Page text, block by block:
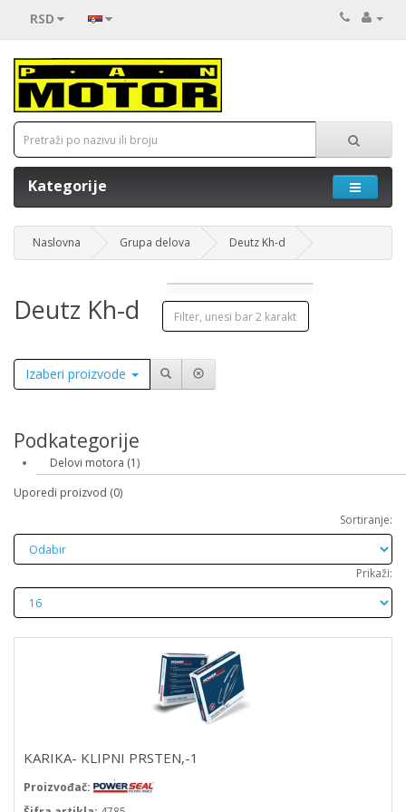
RSD
Kategorije
Naslovna Grupa delova Deutz Kh-d
Deutz Kh-d
Izaberi proizvode
Podkategorije
Delovi motora (1)
Uporedi proizvod (0)
Sortiranje:
Prikaži:
KARIKA- KLIPNI PRSTEN,-1
Proizvođač: